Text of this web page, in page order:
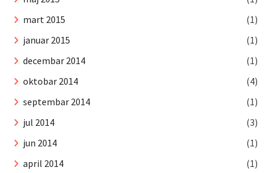
mart 2015
(1)
januar 2015
(1)
decembar 2014
(1)
oktobar 2014
(4)
septembar 2014
(1)
jul 2014
(3)
jun 2014
(1)
april 2014
(1)